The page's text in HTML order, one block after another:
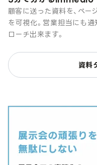
顧客に送った資料を、ペー
を可視化。営業担当にも
ローチ出来ます。
資料